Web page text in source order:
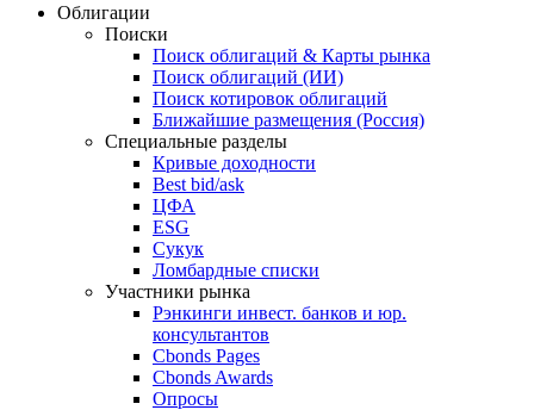
Облигации
Поиски
Поиск облигаций & Карты рынка
Поиск облигаций (ИИ)
Поиск котировок облигаций
Ближайшие размещения (Россия)
Специальные разделы
Кривые доходности
Best bid/ask
ЦФА
ESG
Сукук
Ломбардные списки
Участники рынка
Рэнкинги инвест. банков и юр.
консультантов
Cbonds Pages
Cbonds Awards
Опросы